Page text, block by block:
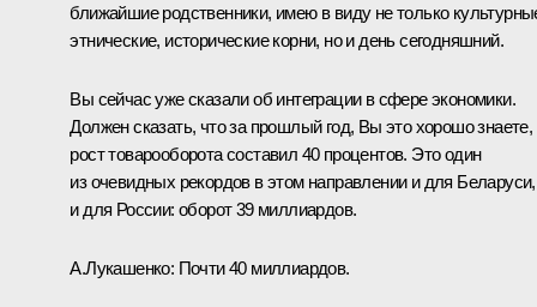
ближайшие родственники, имею в виду не только
этнические, исторические корни, но и день сегодняшний.
Вы сейчас уже сказали об интеграции в сфере экономики.
Должен сказать, что за прошлый год, Вы это хорошо знаете,
рост товарооборота составил 40 процентов. Это один
из очевидных рекордов в этом направлении и для Беларуси,
и для России: оборот 39 миллиардов.
А.Лукашенко: Почти 40 миллиардов.